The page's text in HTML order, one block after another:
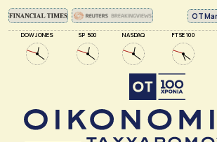
DOW JONES SP 500 NASDAQ FTSE 100
ΟΤ